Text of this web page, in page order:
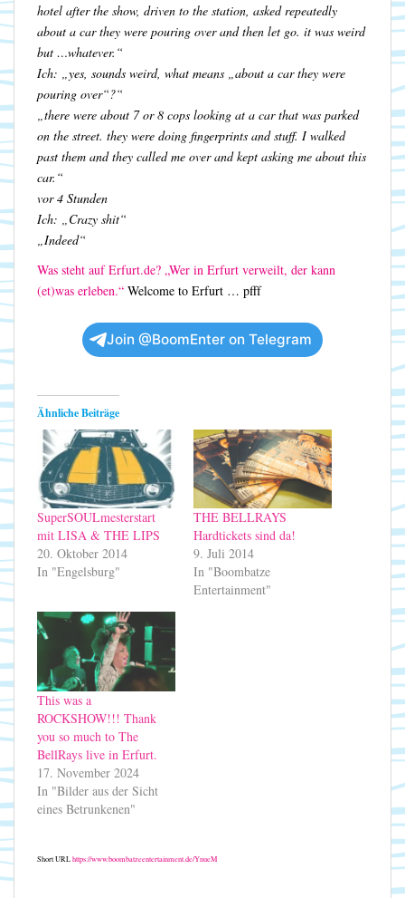
hotel after the show, driven to the station, asked repeatedly
about a car they were pouring over and then let go. it was weird
but …whatever.“
Ich: „yes, sounds weird, what means „about a car they were
pouring over“?“
„there were about 7 or 8 cops looking at a car that was parked
on the street. they were doing fingerprints and stuff. I walked
past them and they called me over and kept asking me about this
car.“
vor 4 Stunden
Ich: „Crazy shit“
„Indeed“
Was steht auf Erfurt.de? „Wer in Erfurt verweilt, der kann
(et)was erleben.“ Welcome to Erfurt … pfff
Join @BoomEnter on Telegram
Ähnliche Beiträge
SuperSOULmesterstart
mit LISA & THE LIPS
20. Oktober 2014
In "Engelsburg"
THE BELLRAYS
Hardtickets sind da!
9. Juli 2014
In "Boombatze
Entertainment"
This was a
ROCKSHOW!!! Thank
you so much to The
BellRays live in Erfurt.
17. November 2024
In "Bilder aus der Sicht
eines Betrunkenen"
Short URLhttps://www.boombatzeentertainment.de/YnueM